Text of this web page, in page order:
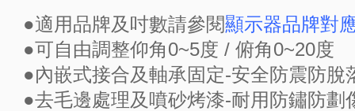
●適用品牌及吋數請參閱顯示器品牌對
●可自由調整仰角0~5度 / 俯角0~20度
●內嵌式接合及軸承固定-安全防震防脫
●去毛邊處理及噴砂烤漆-耐用防鏽防劃